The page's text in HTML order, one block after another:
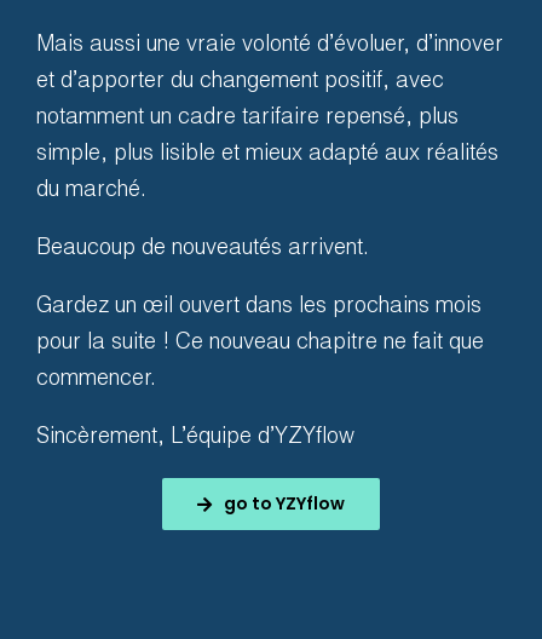
Festivals
From small concerts to massive
Mais aussi une vraie volonté d’évoluer, d’innover
et d’apporter du changement positif, avec
notamment un cadre tarifaire repensé, plus
simple, plus lisible et mieux adapté aux réalités
du marché.
Beaucoup de nouveautés arrivent.
Gardez un œil ouvert dans les prochains mois
pour la suite ! Ce nouveau chapitre ne fait que
commencer.
Sincèrement, L’équipe d’YZYflow
go to YZYflow